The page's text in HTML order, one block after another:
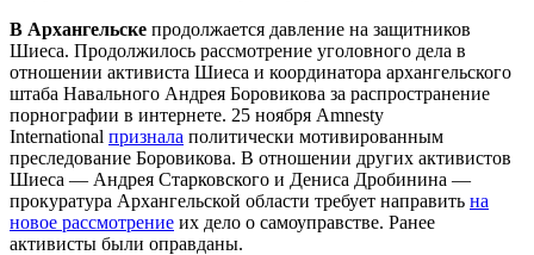
В Архангельске продолжается давление на защитников
Шиеса. Продолжилось рассмотрение уголовного дела в
отношении активиста Шиеса и координатора архангельского
штаба Навального Андрея Боровикова за распространение
порнографии в интернете. 25 ноября Amnesty
International признала политически мотивированным
преследование Боровикова. В отношении других активистов
Шиеса — Андрея Старковского и Дениса Дробинина —
прокуратура Архангельской области требует направить на
новое рассмотрение их дело о самоуправстве. Ранее
активисты были оправданы.